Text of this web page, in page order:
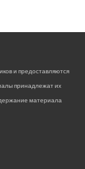
и предоставляются
принадлежат их
материала